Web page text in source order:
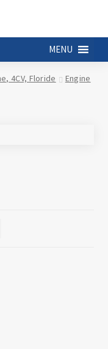
MENU
4CV, Floride
Engine